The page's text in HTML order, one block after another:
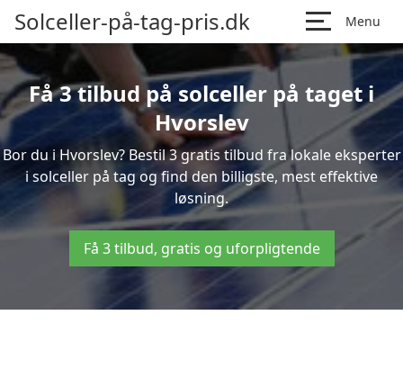
Solceller-på-tag-pris.dk Menu
Få 3 tilbud på solceller på taget i
Hvorslev
Bor du i Hvorslev? Bestil 3 gratis tilbud fra lokale eksperter
i solceller på tag og find den billigste, mest effektive
løsning.
Få 3 tilbud, gratis og uforpligtende